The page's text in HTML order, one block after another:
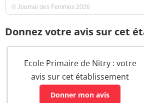
© Journal des Femmes 2026
Donnez votre avis sur cet
Ecole Primaire de Nitry : votre
avis sur cet établissement
Donner mon avis